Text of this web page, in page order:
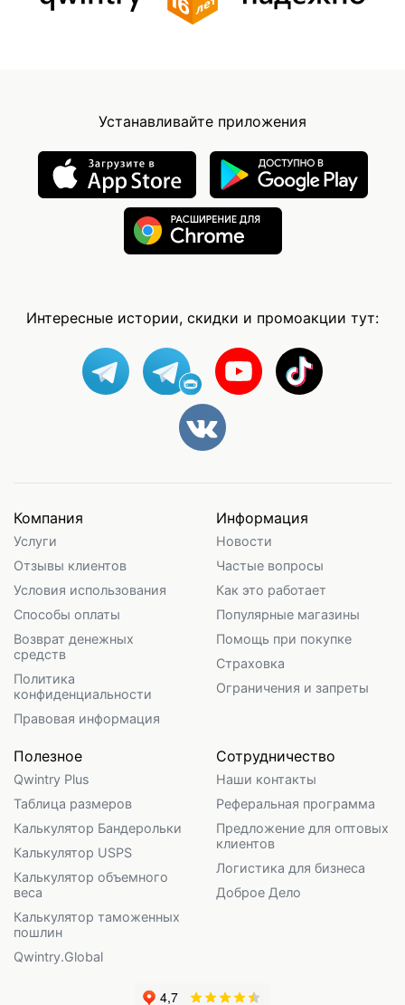
Устанавливайте приложения
Интересные истории, скидки и промоакции тут:
Компания
Услуги
Отзывы клиентов
Условия использования
Способы оплаты
Возврат денежных
средств
Политика
конфиденциальности
Правовая информация
Информация
Новости
Частые вопросы
Как это работает
Популярные магазины
Помощь при покупке
Страховка
Ограничения и запреты
Полезное
Qwintry Plus
Таблица размеров
Калькулятор Бандерольки
Калькулятор USPS
Калькулятор объемного
веса
Калькулятор таможенных
пошлин
Qwintry.Global
Сотрудничество
Наши контакты
Реферальная программа
Предложение для оптовых
клиентов
Логистика для бизнеса
Доброе Дело